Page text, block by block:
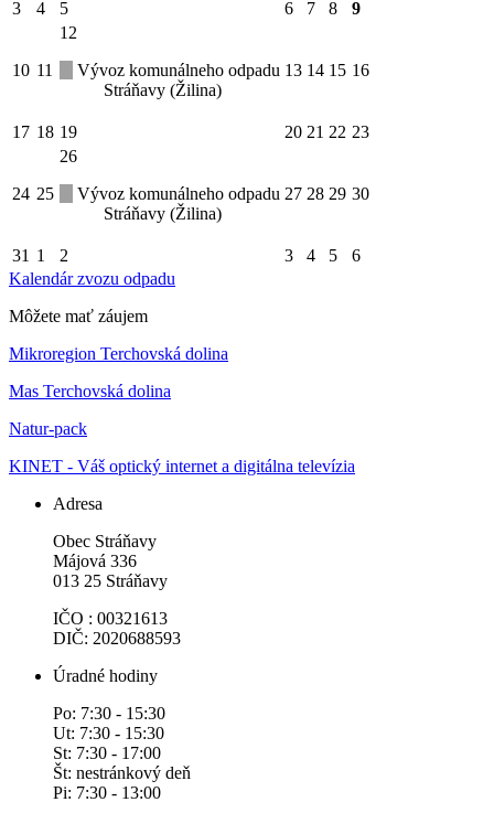
3 4 5 6 7 8 9
10 11
12
Vývoz komunálneho odpadu
Stráňavy (Žilina)
13 14 15 16
17 18 19 20 21 22 23
24 25
26
Vývoz komunálneho odpadu
Stráňavy (Žilina)
27 28 29 30
31 1 2 3 4 5
6
Kalendár zvozu odpadu
Môžete mať záujem
Mikroregion Terchovská dolina
Mas Terchovská dolina
Natur-pack
KINET - Váš optický internet a digitálna televízia
Adresa
Obec Stráňavy
Májová 336
013 25 Stráňavy
IČO : 00321613
DIČ: 2020688593
Úradné hodiny
Po: 7:30 - 15:30
Ut: 7:30 - 15:30
St: 7:30 - 17:00
Št: nestránkový deň
Pi: 7:30 - 13:00